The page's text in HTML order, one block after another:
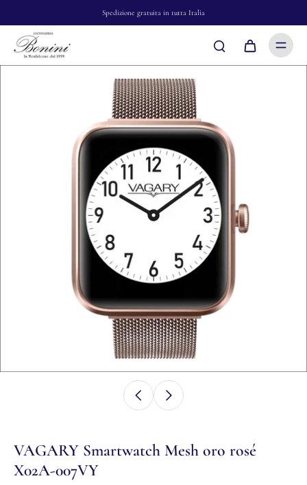
Spedizione gratuita in tutta Italia
VAGARY Smartwatch Mesh oro rosé
X02A-007VY